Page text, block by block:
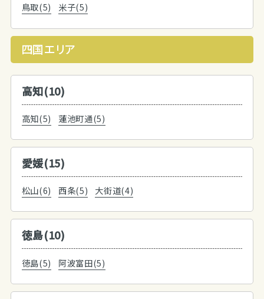
鳥取(5) 米子(5)
四国エリア
高知(10)
高知(5) 蓮池町通(5)
愛媛(15)
松山(6) 西条(5) 大街道(4)
徳島(10)
徳島(5) 阿波富田(5)